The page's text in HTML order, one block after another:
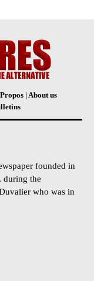
| About us
founded in
during the
who was in